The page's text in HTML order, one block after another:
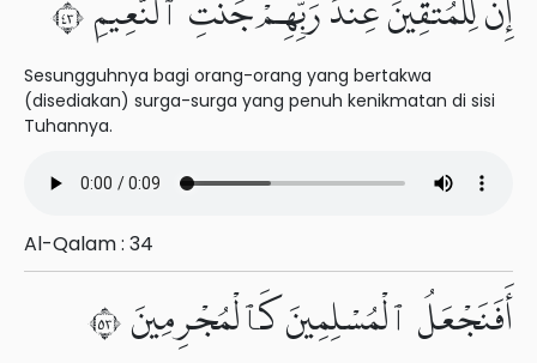
إِنَّ لِلْمُتَّقِينَ عِندَ رَبِّهِمْ جَنَّٰتِ ٱلنَّعِيمِ ٣٤
Sesungguhnya bagi orang-orang yang bertakwa
(disediakan) surga-surga yang penuh kenikmatan di sisi
Tuhannya.
Al-Qalam : 34
أَفَنَجْعَلُ ٱلْمُسْلِمِينَ كَٱلْمُجْرِمِينَ ٣٥